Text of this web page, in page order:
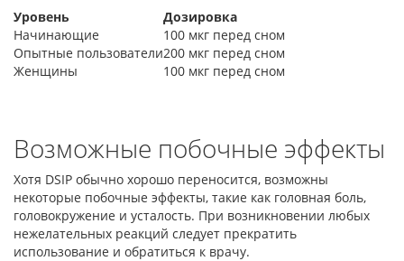
Уровень
Дозировка
Начинающие
100 мкг перед сном
Опытные пользователи200 мкг перед сном
Женщины
100 мкг перед сном
Возможные побочные эффекты
Хотя DSIP обычно хорошо переносится, возможны
некоторые побочные эффекты, такие как головная боль,
головокружение и усталость. При возникновении любых
нежелательных реакций следует прекратить
использование и обратиться к врачу.